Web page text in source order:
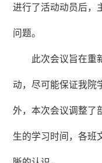
进行了活动动员后，
问题。
此次会议旨在重
动，尽可能保证我院
外，本次会议调整了
生的学习时间，各班